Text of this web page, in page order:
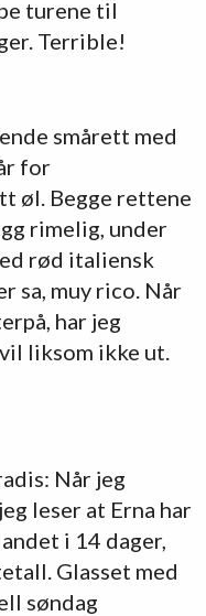
turene til
Terrible!
smårett med
for
øl. Begge rettene
rimelig, under
rød italiensk
sa, muy rico. Når
har jeg
liksom ikke ut.
Når jeg
leser at Erna har
i 14 dager,
Glasset med
søndag